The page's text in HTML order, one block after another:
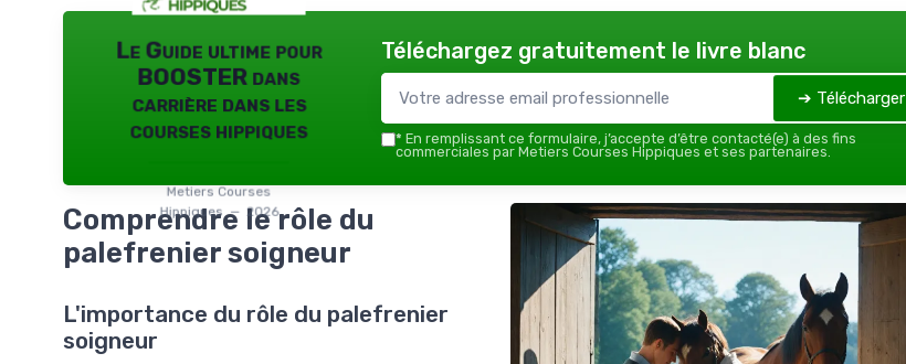
Le Guide ultime pour
BOOSTER dans
carrière dans les
courses hippiques
Metiers Courses
Hippiques — 2026
Téléchargez gratuitement le livre blanc
➔ Télécharger
* En remplissant ce formulaire, j’accepte d’être contacté(e) à des fins
commerciales par Metiers Courses Hippiques et ses partenaires.
Comprendre le rôle du
palefrenier soigneur
L'importance du rôle du palefrenier
soigneur